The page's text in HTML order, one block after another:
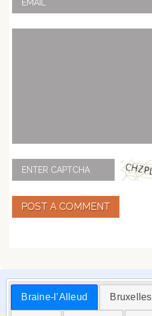
POST A COMMENT
Braine-l’Alleud Bruxelles